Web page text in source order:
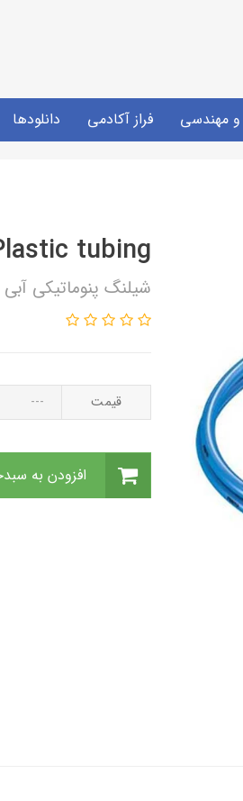
مهندسی فراز آکادمی دانلودها
tubing
شیلنگ پنوماتیکی آبی - قطر 4 میلی متر -
قیمت